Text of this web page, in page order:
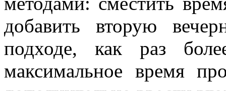
добавить вторую
подходе, как раз
максимальное время